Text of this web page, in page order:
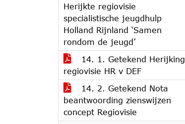
Herijkte regiovisie
specialistische jeugdhulp
Holland Rijnland ‘Samen
rondom de jeugd’
14. 1. Getekend Herijking
regiovisie HR v DEF
14. 2. Getekend Nota
beantwoording zienswijzen
concept Regiovisie